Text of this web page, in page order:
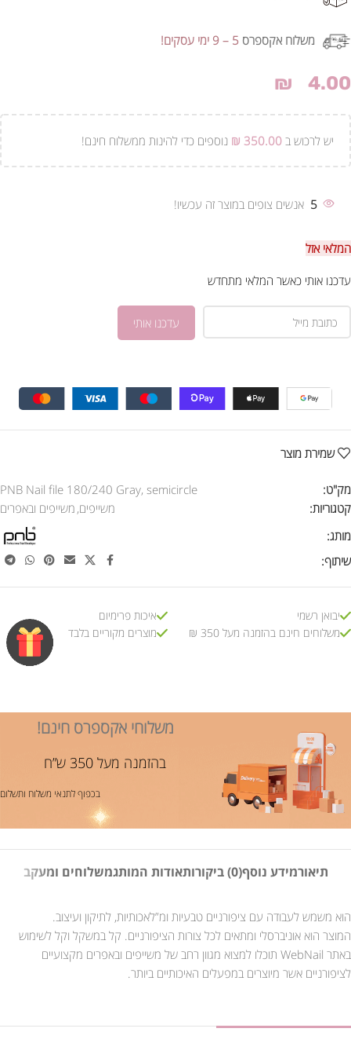
משלוח אקספרס 5 – 9 ימי עסקים!
₪ 4.00
יש לרכוש ב ₪ 350.00 נוספים כדי להינות ממשלוח חינם!
5 אנשים צופים במוצר זה עכשיו!
המלאי אזל
עדכנו אותי כאשר המלאי מתחדש
שמירת מוצר
מק"ט:
PNB Nail file 180/240 Gray, semicircle
קטגוריות:
משייפים, משייפים ובאפרים
מותג:
שיתוף:
יבואן רשמי
משלוחים חינם בהזמנה מעל 350 ₪
איכות פרימיום
מוצרים מקוריים בלבד
משלוחי אקספרס חינם!
בהזמנה מעל 350 ש”ח
בכפוף לתנאי משלוח ותשלום
תיאורמידע נוסף(0) ביקורות אודות המותגמשלוחים ומעקב
הוא משמש לעבודה עם ציפורניים טבעיות ומ”לאכותיות, לתיקון ועיצוב.
המוצר הוא אוניברסלי ומתאים לכל צורות הציפורניים. קל במשקל וקל לשימוש
באתר WebNail תוכלו למצוא מגוון רחב של משייפים ובאפרים מקצועיים
לציפורניים אשר מיוצרים במפעלים האיכותיים ביותר.